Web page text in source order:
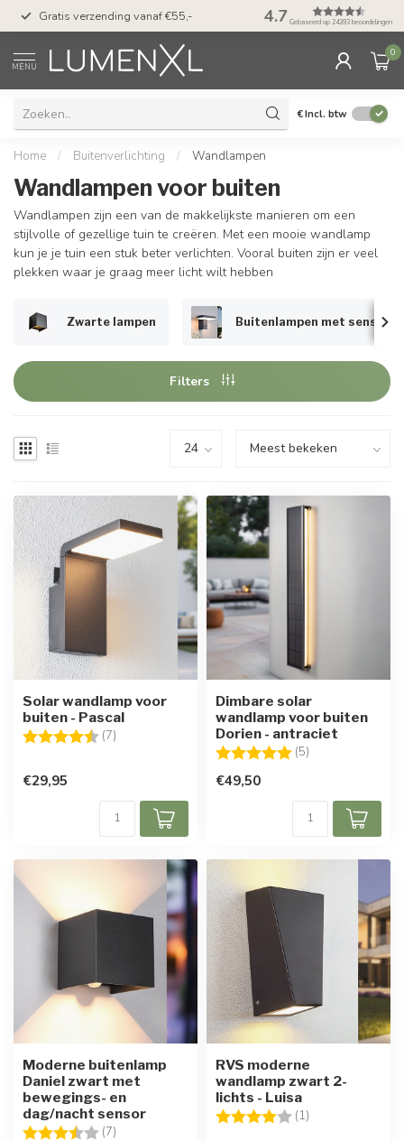
Gratis verzending vanaf €55,- 50 dagen
met Klarna
4.7 Gebaseerd op 24393 beoordelingen
MENU
0
€Incl. btw
Home / Buitenverlichting / Wandlampen
Wandlampen voor buiten
Wandlampen zijn een van de makkelijkste manieren om een
stijlvolle of gezellige tuin te creëren. Met een mooie wandlamp
kun je je tuin een stuk beter verlichten. Vooral buiten zijn er veel
plekken waar je graag meer licht wilt hebben
Zwarte lampen Buitenlampen met sensor
Filters
Solar wandlamp voor
buiten - Pascal
Beoordeling: (7)
€29,95
Dimbare solar
wandlamp voor buiten
Dorien - antraciet
Beoordeling: (5)
€49,50
Moderne buitenlamp
Daniel zwart met
bewegings- en
dag/nacht sensor
Beoordeling: (7)
RVS moderne
wandlamp zwart 2-
lichts - Luisa
Beoordeling: (1)